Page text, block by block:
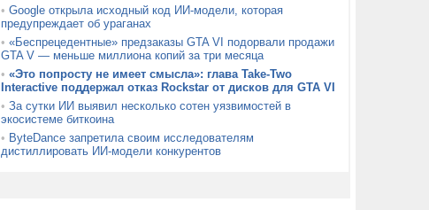
• Google открыла исходный код ИИ-модели, которая
предупреждает об ураганах
• «Беспрецедентные» предзаказы GTA VI подорвали продажи
GTA V — меньше миллиона копий за три месяца
• «Это попросту не имеет смысла»: глава Take-Two
Interactive поддержал отказ Rockstar от дисков для GTA VI
• За сутки ИИ выявил несколько сотен уязвимостей в
экосистеме биткоина
• ByteDance запретила своим исследователям
дистиллировать ИИ-модели конкурентов